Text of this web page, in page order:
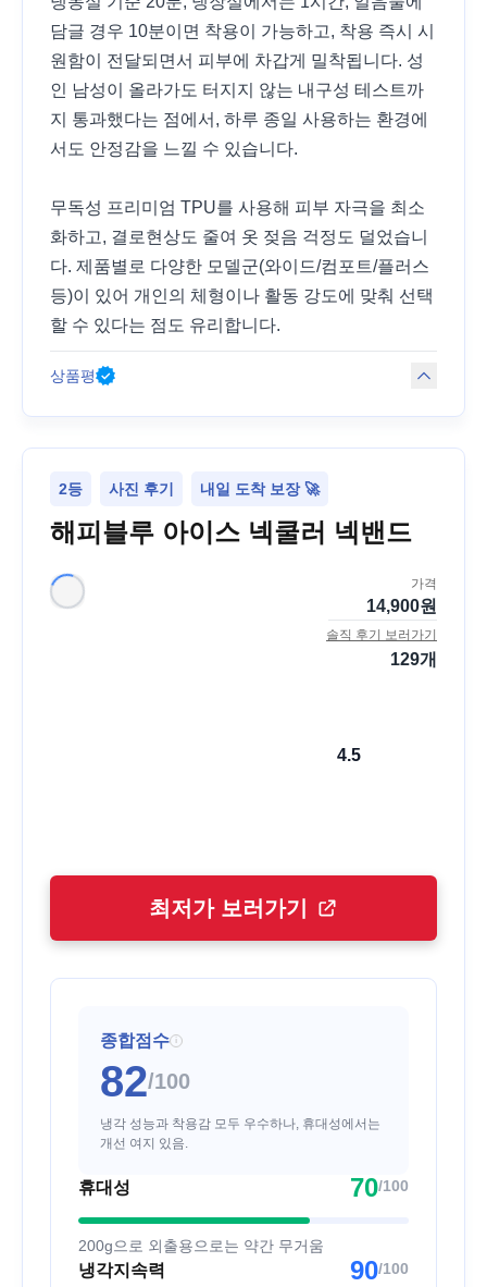
담글 경우 10분이면 착용이 가능하고, 착용 즉시 시
원함이 전달되면서 피부에 차갑게 밀착됩니다. 성
인 남성이 올라가도 터지지 않는 내구성 테스트까
지 통과했다는 점에서, 하루 종일 사용하는 환경에
서도 안정감을 느낄 수 있습니다.
무독성 프리미엄 TPU를 사용해 피부 자극을 최소
화하고, 결로현상도 줄여 옷 젖음 걱정도 덜었습니
다. 제품별로 다양한 모델군(와이드/컴포트/플러스
등)이 있어 개인의 체형이나 활동 강도에 맞춰 선택
할 수 있다는 점도 유리합니다.
상품평
2등 사진 후기 내일 도착 보장 🚀
해피블루 아이스 넥쿨러 넥밴드
가격
14,900원
솔직 후기 보러가기
129개
4.5
최저가 보러가기
종합점수 i
82/100
냉각 성능과 착용감 모두 우수하나, 휴대성에서는
개선 여지 있음.
휴대성 70/100
200g으로 외출용으로는 약간 무거움
냉각지속력 90/100